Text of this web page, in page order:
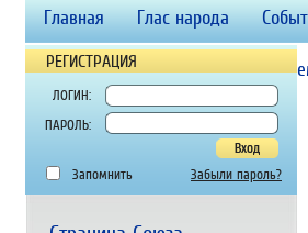
Главная Глас народа
Волонтёрский отряд Союза
ЛОГИН:
ПАРОЛЬ:
Запомнить Забыли пароль?
РЕГИСТРАЦИЯ